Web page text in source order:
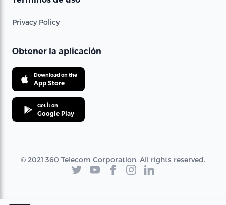
Privacy Policy
Obtener la aplicación
Download on the
App Store
Get it on
Google Play
© 2021 360 Telecom Corporation. All rights reserved.